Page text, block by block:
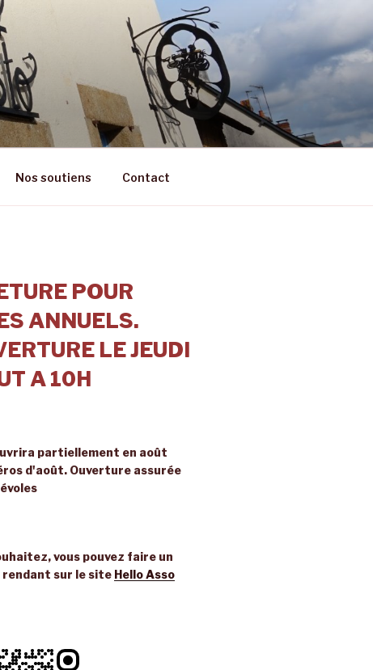
Nos soutiens Contact
POUR
ANNUELS.
LE JEUDI
A 10H
partiellement en août
d'août. Ouverture assurée
vous pouvez faire un
rendant sur le site Hello Asso